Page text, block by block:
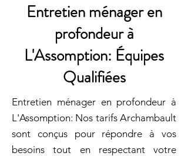
Entretien ménager en
profondeur à
L'Assomption: Équipes
Qualifiées
Entretien ménager en profondeur à
L'Assomption: Nos tarifs Archambault
sont conçus pour répondre à vos
besoins tout en respectant votre